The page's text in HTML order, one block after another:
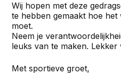
Wij hopen met deze
te hebben gemaakt hoe
moet.
Neem je
leuks van te maken. Lekker
Met sportieve groet,